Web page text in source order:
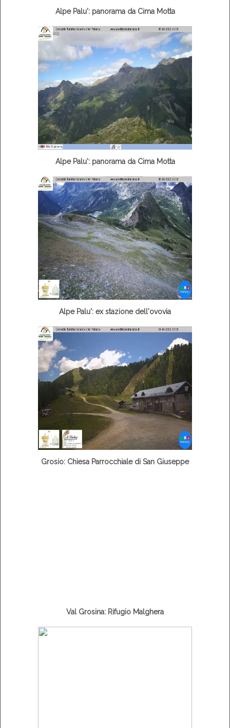
Alpe Palu': panorama da Cima Motta
Alpe Palu': panorama da Cima Motta
Alpe Palu': ex stazione dell'ovovia
Grosio: Chiesa Parrocchiale di San Giuseppe
Val Grosina: Rifugio Malghera